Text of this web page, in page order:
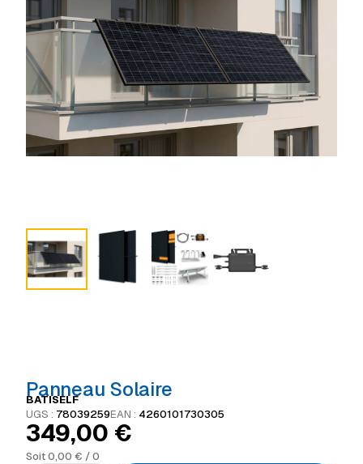
Panneau Solaire
BATISELF
UGS : 78039259EAN : 4260101730305
349,00 €
Soit0,00 € / 0